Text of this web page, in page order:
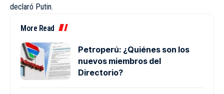
declaró Putin.
More Read
Petroperú: ¿Quiénes son los
nuevos miembros del
Directorio?